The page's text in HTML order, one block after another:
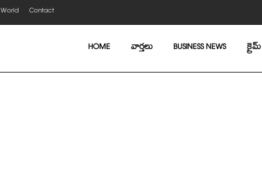
World Contact
HOME వార్తలు BUSINESS NEWS క్రైమ్